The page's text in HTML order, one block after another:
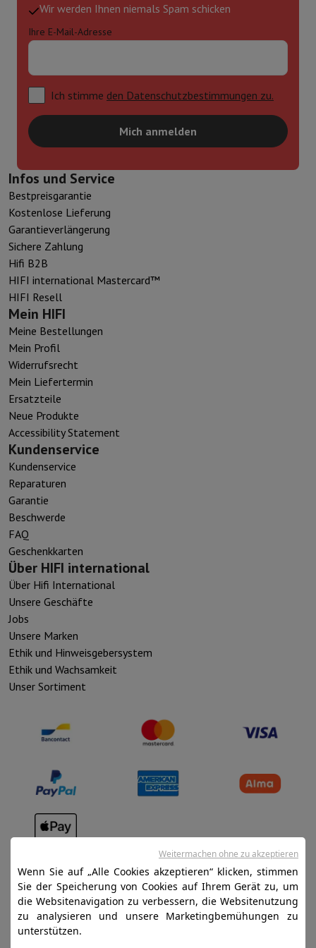
Wir werden Ihnen niemals Spam schicken
Ihre E-Mail-Adresse
Ich stimme den Datenschutzbestimmungen zu.
Mich anmelden
Infos und Service
Bestpreisgarantie
Kostenlose Lieferung
Garantieverlängerung
Sichere Zahlung
Hifi B2B
HIFI international Mastercard™
HIFI Resell
Mein HIFI
Meine Bestellungen
Mein Profil
Widerrufsrecht
Mein Liefertermin
Ersatzteile
Neue Produkte
Accessibility Statement
Kundenservice
Kundenservice
Reparaturen
Garantie
Beschwerde
FAQ
Geschenkkarten
Über HIFI international
Über Hifi International
Unsere Geschäfte
Jobs
Unsere Marken
Ethik und Hinweisgebersystem
Ethik und Wachsamkeit
Unser Sortiment
Verkaufsbedingungen
Datenschutz
Disclaimer
Cookies
Wenn Sie auf „Alle Cookies akzeptieren“ klicken, stimmen
Sie der Speicherung von Cookies auf Ihrem Gerät zu, um
die Websitenavigation zu verbessern, die Websitenutzung
zu analysieren und unsere Marketingbemühungen zu
unterstützen.
Weitermachen ohne zu akzeptieren